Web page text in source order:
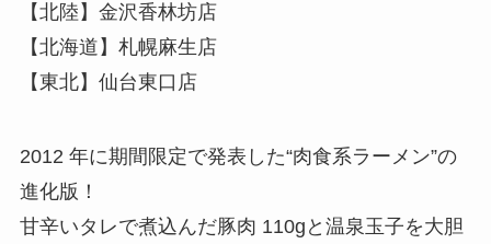
【北陸】金沢香林坊店
【北海道】札幌麻生店
【東北】仙台東口店
2012 年に期間限定で発表した“肉食系ラーメン”の
進化版！
甘辛いタレで煮込んだ豚肉 110gと温泉玉子を大胆